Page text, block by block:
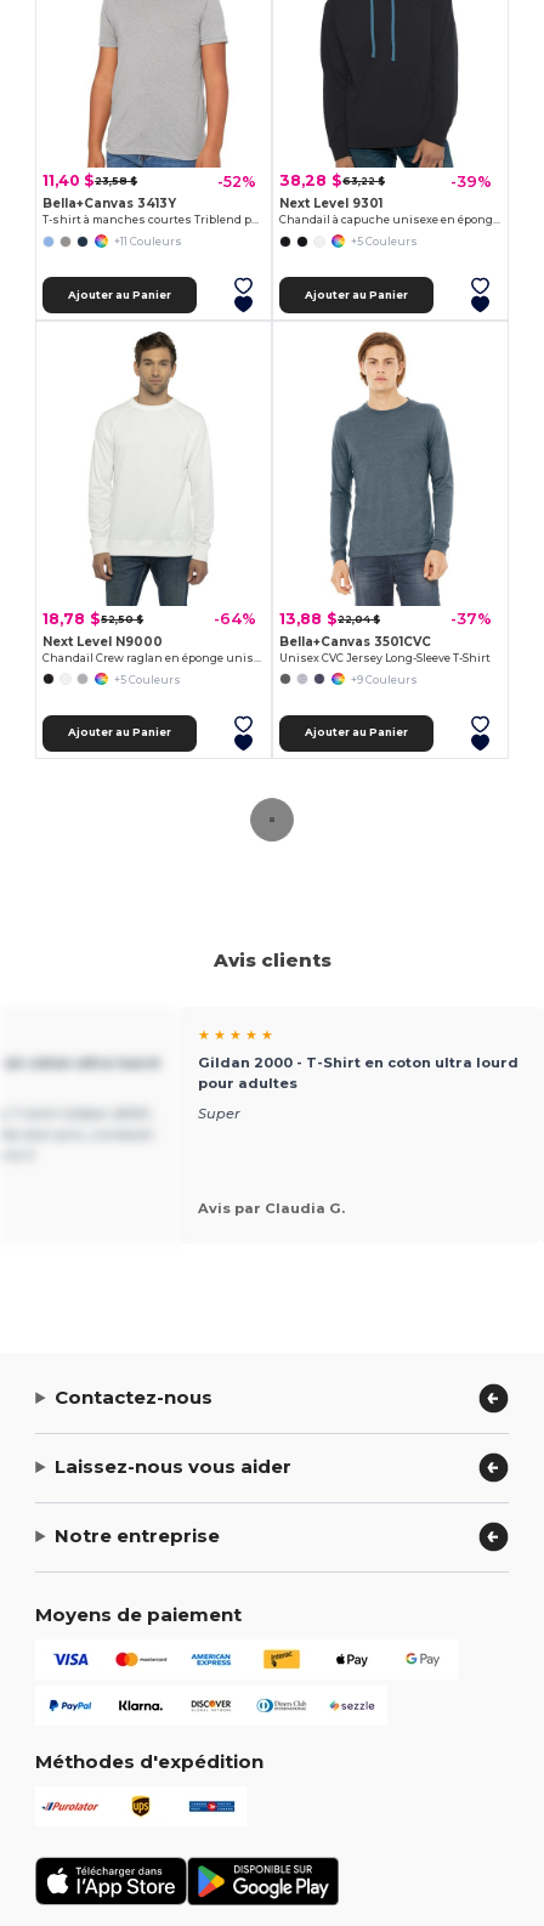
11,40 $23,58 $ -52%
Bella+Canvas 3413Y
T-shirt à manches courtes Triblend pour jeune
+11 Couleurs
Ajouter au Panier
38,28 $63,22 $ -39%
Next Level 9301
Chandail à capuche unisexe en éponge française
+5 Couleurs
Ajouter au Panier
18,78 $52,50 $ -64%
Next Level N9000
+5 Couleurs
Ajouter au Panier
13,88 $22,04 $ -37%
Bella+Canvas 3501CVC
Unisex CVC Jersey Long-Sleeve T-Shirt
+9 Couleurs
Ajouter au Panier
Avis clients
coton ultra lourd
★ ★ ★ ★ ★
Gildan 2000 - T-Shirt en coton ultra lourd
pour adultes
Super
Avis par Claudia G.
Contactez-nous
Laissez-nous vous aider
Notre entreprise
Moyens de paiement
Méthodes d'expédition